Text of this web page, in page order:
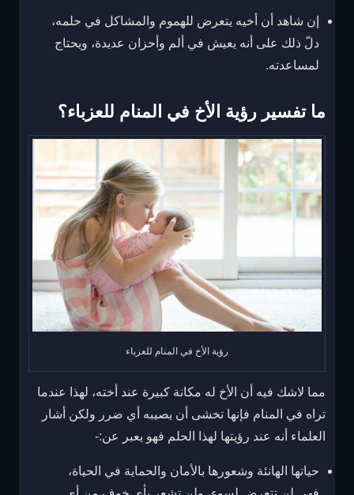
إن شاهد أن أخيه يتعرض للهموم والمشاكل في حلمه،
دلّ ذلك على أنه يعيش في ألم وأحزان عديدة، ويحتاج
لمساعدته.
ما تفسير رؤية الأخ في المنام للعزباء؟
رؤية الأخ في المنام للعزباء
مما لاشك فيه أن الأخ له مكانة كبيرة عند أخته، لهذا عندما
تراه في المنام فإنها تخشى أن يصيبه أي ضرر ولكن أشار
العلماء أنه عند رؤيتها لهذا الحلم فهو يعبر عن:-
حياتها الهانئة وشعورها بالأمان والحماية في الحياة،